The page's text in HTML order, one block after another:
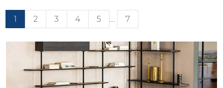
1 2 3 4 5 .... 7